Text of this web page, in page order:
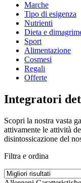
Marche
Tipo di esigenza
Nutrienti
Dieta e
Sport
Alimentazione
Cosmesi
Regali
Offerte
Integratori
Scopri la nostra vasta
attivamente le attività
disintossicazione del
Filtra e ordina